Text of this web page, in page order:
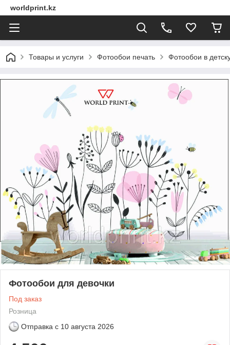
worldprint.kz
Товары и услуги Фотообои печать Фотообои в
Фотообои для девочки
Под заказ
Розница
Отправка с 10 августа 2026